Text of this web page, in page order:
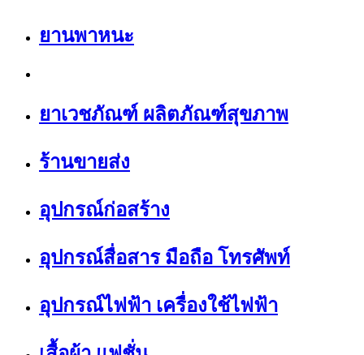
ยานพาหนะ
ยาเวชภัณฑ์ ผลิตภัณฑ์สุขภาพ
ร้านขายส่ง
อุปกรณ์ก่อสร้าง
อุปกรณ์สื่อสาร มือถือ โทรศัพท์
อุปกรณ์ไฟฟ้า เครื่องใช้ไฟฟ้า